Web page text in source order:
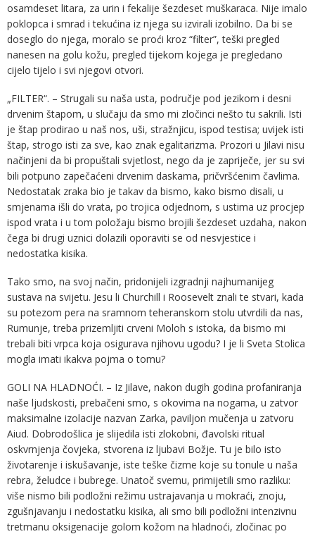
osamdeset litara, ​​za urin i fekalije šezdeset muškaraca. Nije imalo
poklopca i smrad i tekućina iz njega su izvirali izobilno. Da bi se
doseglo do njega, moralo se proći kroz “filter”, teški pregled
nanesen na golu kožu, pregled tijekom kojega je pregledano
cijelo tijelo i svi njegovi otvori.
„FILTER“. – Strugali su naša usta, područje pod jezikom i desni
drvenim štapom, u slučaju da smo mi zločinci nešto tu sakrili. Isti
je štap prodirao u naš nos, uši, stražnjicu, ispod testisa; uvijek isti
štap, strogo isti za sve, kao znak egalitarizma. Prozori u Jilavi nisu
načinjeni da bi propuštali svjetlost, nego da je zapriječe, jer su svi
bili potpuno zapečaćeni drvenim daskama, pričvršćenim čavlima.
Nedostatak zraka bio je takav da bismo, kako bismo disali, u
smjenama išli do vrata, po trojica odjednom, s ustima uz procjep
ispod vrata i u tom položaju bismo brojili šezdeset uzdaha, nakon
čega bi drugi uznici dolazili oporaviti se od nesvjestice i
nedostatka kisika.
Tako smo, na svoj način, pridonijeli izgradnji najhumanijeg
sustava na svijetu. Jesu li Churchill i Roosevelt znali te stvari, kada
su potezom pera na sramnom teheranskom stolu utvrdili da nas,
Rumunje, treba prizemljiti crveni Moloh s istoka, da bismo mi
trebali biti vrpca koja osigurava njihovu ugodu? I je li Sveta Stolica
mogla imati ikakva pojma o tomu?
GOLI NA HLADNOĆI. – Iz Jilave, nakon dugih godina profaniranja
naše ljudskosti, prebačeni smo, s okovima na nogama, u zatvor
maksimalne izolacije nazvan Zarka, paviljon mučenja u zatvoru
Aiud. Dobrodošlica je slijedila isti zlokobni, đavolski ritual
oskvrnjenja čovjeka, stvorena iz ljubavi Božje. Tu je bilo isto
životarenje i iskušavanje, iste teške čizme koje su tonule u naša
rebra, želudce i bubrege. Unatoč svemu, primijetili smo razliku:
više nismo bili podložni režimu ustrajavanja u mokraći, znoju,
zgušnjavanju i nedostatku kisika, ali smo bili podložni intenzivnu
tretmanu oksigenacije golom kožom na hladnoći, zločinac po